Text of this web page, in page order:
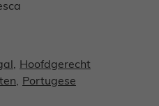
, Hoofdgerecht
, Portugese